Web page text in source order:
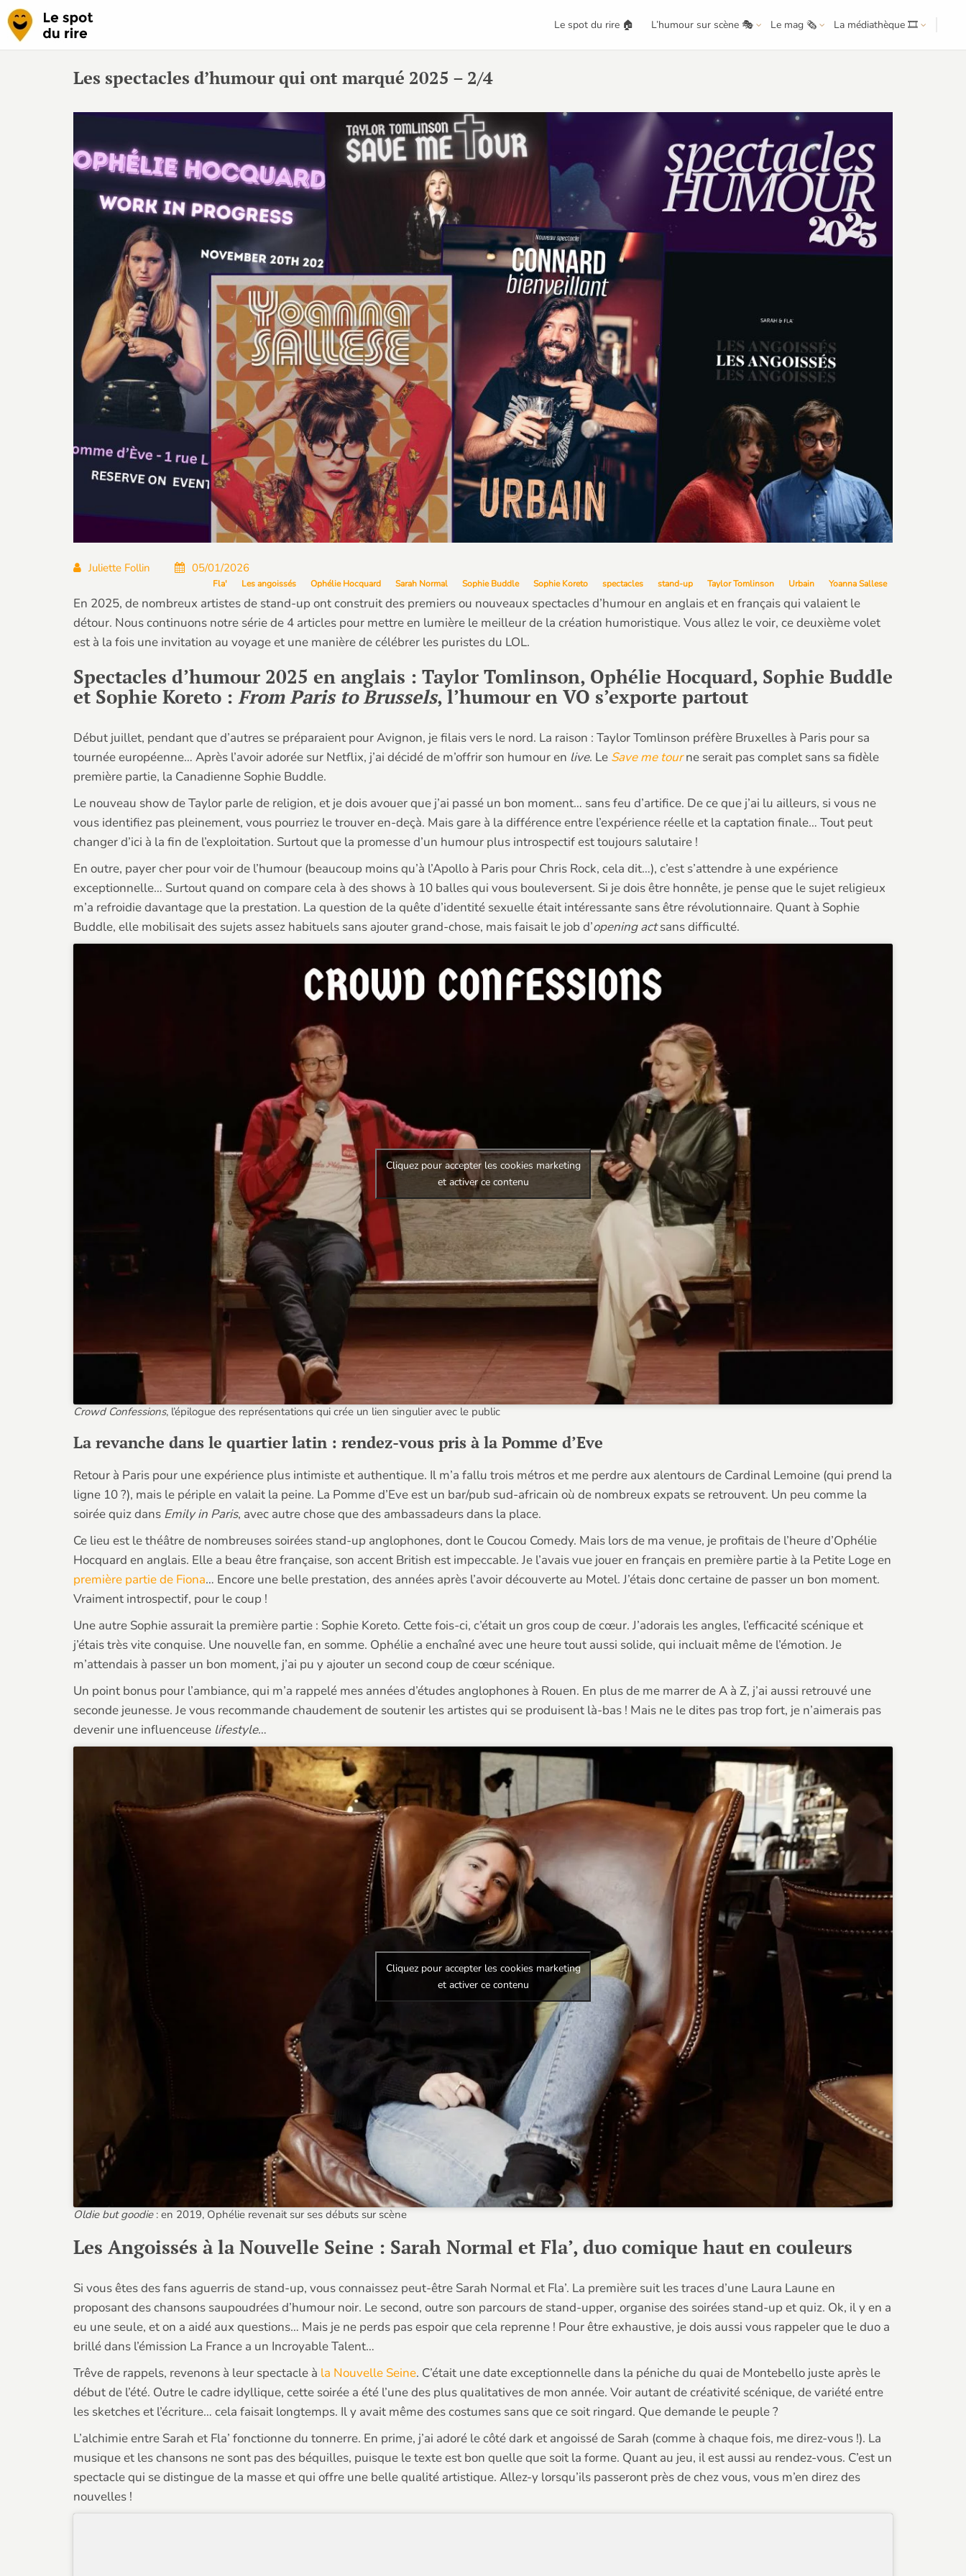
Le spot du rire 🏠 L’humour sur scène 🎭 Le mag 🗞️ La médiathèque 🎞️
Les spectacles d’humour qui ont marqué 2025 – 2/4
Juliette Follin 05/01/2026
Fla' Les angoissés Ophélie Hocquard Sarah Normal Sophie Buddle Sophie Koreto spectacles stand-up Taylor Tomlinson Urbain Yoanna Sallese
En 2025, de nombreux artistes de stand-up ont construit des premiers ou nouveaux spectacles d’humour en anglais et en français qui valaient le
détour. Nous continuons notre série de 4 articles pour mettre en lumière le meilleur de la création humoristique. Vous allez le voir, ce deuxième volet
est à la fois une invitation au voyage et une manière de célébrer les puristes du LOL.
Spectacles d’humour 2025 en anglais : Taylor Tomlinson, Ophélie Hocquard, Sophie Buddle
et Sophie Koreto : From Paris to Brussels, l’humour en VO s’exporte partout
Début juillet, pendant que d’autres se préparaient pour Avignon, je filais vers le nord. La raison : Taylor Tomlinson préfère Bruxelles à Paris pour sa
tournée européenne… Après l’avoir adorée sur Netflix, j’ai décidé de m’offrir son humour en live. Le Save me tourne serait pas complet sans sa fidèle
première partie, la Canadienne Sophie Buddle.
Le nouveau show de Taylor parle de religion, et je dois avouer que j’ai passé un bon moment… sans feu d’artifice. De ce que j’ai lu ailleurs, si vous ne
vous identifiez pas pleinement, vous pourriez le trouver en-deçà. Mais gare à la différence entre l’expérience réelle et la captation finale… Tout peut
changer d’ici à la fin de l’exploitation. Surtout que la promesse d’un humour plus introspectif est toujours salutaire !
En outre, payer cher pour voir de l’humour (beaucoup moins qu’à l’Apollo à Paris pour Chris Rock, cela dit…), c’est s’attendre à une expérience
exceptionnelle… Surtout quand on compare cela à des shows à 10 balles qui vous bouleversent. Si je dois être honnête, je pense que le sujet religieux
m’a refroidie davantage que la prestation. La question de la quête d’identité sexuelle était intéressante sans être révolutionnaire. Quant à Sophie
Buddle, elle mobilisait des sujets assez habituels sans ajouter grand-chose, mais faisait le job d’opening actsans difficulté.
Cliquez pour accepter les cookies marketing
et activer ce contenu
Crowd Confessions, l’épilogue des représentations qui crée un lien singulier avec le public
La revanche dans le quartier latin : rendez-vous pris à la Pomme d’Eve
Retour à Paris pour une expérience plus intimiste et authentique. Il m’a fallu trois métros et me perdre aux alentours de Cardinal Lemoine (qui prend la
ligne 10 ?), mais le périple en valait la peine. La Pomme d’Eve est un bar/pub sud-africain où de nombreux expats se retrouvent. Un peu comme la
soirée quiz dans Emily in Paris, avec autre chose que des ambassadeurs dans la place.
Ce lieu est le théâtre de nombreuses soirées stand-up anglophones, dont le Coucou Comedy. Mais lors de ma venue, je profitais de l’heure d’Ophélie
Hocquard en anglais. Elle a beau être française, son accent British est impeccable. Je l’avais vue jouer en français en première partie à la Petite Loge en
première partie de Fiona… Encore une belle prestation, des années après l’avoir découverte au Motel. J’étais donc certaine de passer un bon moment.
Vraiment introspectif, pour le coup !
Une autre Sophie assurait la première partie : Sophie Koreto. Cette fois-ci, c’était un gros coup de cœur. J’adorais les angles, l’efficacité scénique et
j’étais très vite conquise. Une nouvelle fan, en somme. Ophélie a enchaîné avec une heure tout aussi solide, qui incluait même de l’émotion. Je
m’attendais à passer un bon moment, j’ai pu y ajouter un second coup de cœur scénique.
Un point bonus pour l’ambiance, qui m’a rappelé mes années d’études anglophones à Rouen. En plus de me marrer de A à Z, j’ai aussi retrouvé une
seconde jeunesse. Je vous recommande chaudement de soutenir les artistes qui se produisent là-bas ! Mais ne le dites pas trop fort, je n’aimerais pas
devenir une influenceuse lifestyle…
Cliquez pour accepter les cookies marketing
et activer ce contenu
Oldie but goodie: en 2019, Ophélie revenait sur ses débuts sur scène
Les Angoissés à la Nouvelle Seine : Sarah Normal et Fla’, duo comique haut en couleurs
Si vous êtes des fans aguerris de stand-up, vous connaissez peut-être Sarah Normal et Fla’. La première suit les traces d’une Laura Laune en
proposant des chansons saupoudrées d’humour noir. Le second, outre son parcours de stand-upper, organise des soirées stand-up et quiz. Ok, il y en a
eu une seule, et on a aidé aux questions… Mais je ne perds pas espoir que cela reprenne ! Pour être exhaustive, je dois aussi vous rappeler que le duo a
brillé dans l’émission La France a un Incroyable Talent…
Trêve de rappels, revenons à leur spectacle à la Nouvelle Seine. C’était une date exceptionnelle dans la péniche du quai de Montebello juste après le
début de l’été. Outre le cadre idyllique, cette soirée a été l’une des plus qualitatives de mon année. Voir autant de créativité scénique, de variété entre
les sketches et l’écriture… cela faisait longtemps. Il y avait même des costumes sans que ce soit ringard. Que demande le peuple ?
L’alchimie entre Sarah et Fla’ fonctionne du tonnerre. En prime, j’ai adoré le côté dark et angoissé de Sarah (comme à chaque fois, me direz-vous !). La
musique et les chansons ne sont pas des béquilles, puisque le texte est bon quelle que soit la forme. Quant au jeu, il est aussi au rendez-vous. C’est un
spectacle qui se distingue de la masse et qui offre une belle qualité artistique. Allez-y lorsqu’ils passeront près de chez vous, vous m’en direz des
nouvelles !